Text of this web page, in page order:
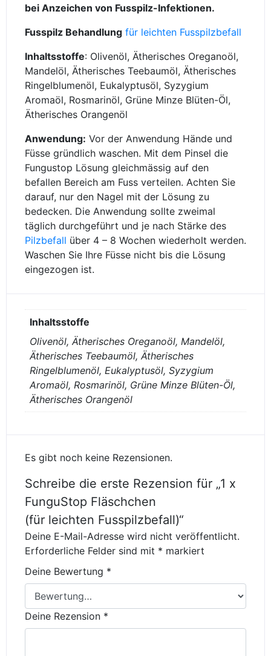
bei Anzeichen von Fusspilz-Infektionen.
Fusspilz Behandlung für leichten Fusspilzbefall
Inhaltsstoffe: Olivenöl, Ätherisches Oreganoöl,
Mandelöl, Ätherisches Teebaumöl, Ätherisches
Ringelblumenöl, Eukalyptusöl, Syzygium
Aromaöl, Rosmarinöl, Grüne Minze Blüten-Öl,
Ätherisches Orangenöl
Anwendung: Vor der Anwendung Hände und
Füsse gründlich waschen. Mit dem Pinsel die
Fungustop Lösung gleichmässig auf den
befallen Bereich am Fuss verteilen. Achten Sie
darauf, nur den Nagel mit der Lösung zu
bedecken. Die Anwendung sollte zweimal
täglich durchgeführt und je nach Stärke des
Pilzbefall über 4 – 8 Wochen wiederholt werden.
Waschen Sie Ihre Füsse nicht bis die Lösung
eingezogen ist.
Inhaltsstoffe
Olivenöl, Ätherisches Oreganoöl, Mandelöl,
Ätherisches Teebaumöl, Ätherisches
Ringelblumenöl, Eukalyptusöl, Syzygium
Aromaöl, Rosmarinöl, Grüne Minze Blüten-Öl,
Ätherisches Orangenöl
Es gibt noch keine Rezensionen.
Schreibe die erste Rezension für „1 x
FunguStop Fläschchen
(für leichten Fusspilzbefall)“
Deine E-Mail-Adresse wird nicht veröffentlicht.
Erforderliche Felder sind mit * markiert
Deine Bewertung *
Deine Rezension *